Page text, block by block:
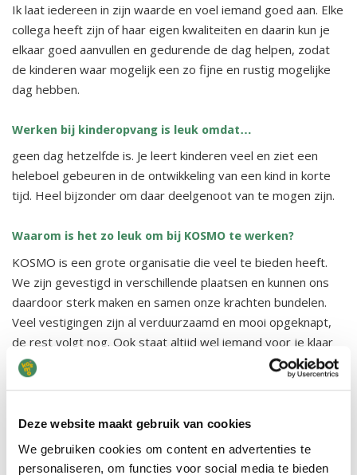
Deze website maakt gebruik van cookies
We gebruiken cookies om content en advertenties te
personaliseren, om functies voor social media te bieden
Ik laat iedereen in zijn waarde en voel iemand goed aan. Elke
collega heeft zijn of haar eigen kwaliteiten en daarin kun je
elkaar goed aanvullen en gedurende de dag helpen, zodat
de kinderen waar mogelijk een zo fijne en rustig mogelijke
dag hebben.
Werken bij kinderopvang is leuk omdat…
geen dag hetzelfde is. Je leert kinderen veel en ziet een
heleboel gebeuren in de ontwikkeling van een kind in korte
tijd. Heel bijzonder om daar deelgenoot van te mogen zijn.
Waarom is het zo leuk om bij KOSMO te werken?
KOSMO is een grote organisatie die veel te bieden heeft.
We zijn gevestigd in verschillende plaatsen en kunnen ons
daardoor sterk maken en samen onze krachten bundelen.
Veel vestigingen zijn al verduurzaamd en mooi opgeknapt,
de rest volgt nog. Ook staat altijd wel iemand voor je klaar
die je vraag wil beantwoorden of je verder wil helpen, op
alle afdelingen zijn ze erg behulpzaam.
Wat vind jij belangrijk gedurende de dag?
Dat de kinderen zoveel mogelijk rust ervaren, dat wij als
leiding goed op elkaar ingespeeld zijn en de taken over de